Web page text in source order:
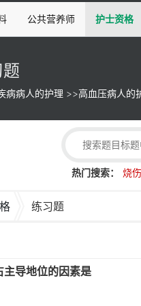
公共营养师 护士资格
病病人的护理 >>高血压病人的
热门搜索： 烧伤
练习题
导地位的因素是